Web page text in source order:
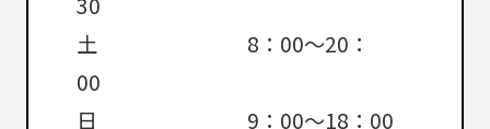
土 8：00～20：
00
日 9：00～18：00